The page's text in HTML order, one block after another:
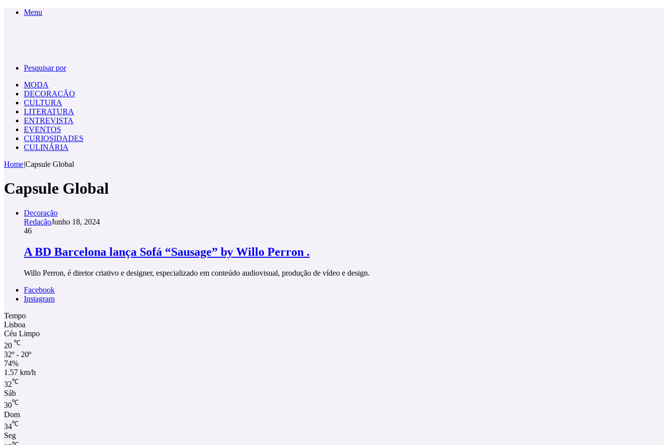
Menu
Pesquisar por
MODA
DECORAÇÃO
CULTURA
LITERATURA
ENTREVISTA
EVENTOS
CURIOSIDADES
CULINÁRIA
Home|Capsule Global
Capsule Global
Decoração
RedaçãoJunho 18, 2024
46
A BD Barcelona lança Sofá “Sausage” by Willo Perron .
Willo Perron, é diretor criativo e designer, especializado em conteúdo audiovisual, produção de vídeo e design.
Facebook
Instagram
Tempo
Lisboa
Céu Limpo
20 ℃
32º - 20º
74%
1.57 km/h
32℃
Sáb
30℃
Dom
34℃
Seg